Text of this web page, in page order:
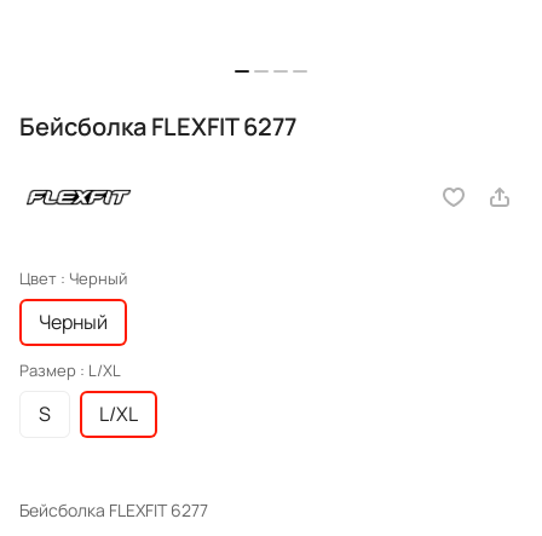
Бейсболка FLEXFIT 6277
Цвет : Черный
Черный
Размер : L/XL
S L/XL
Бейсболка FLEXFIT 6277